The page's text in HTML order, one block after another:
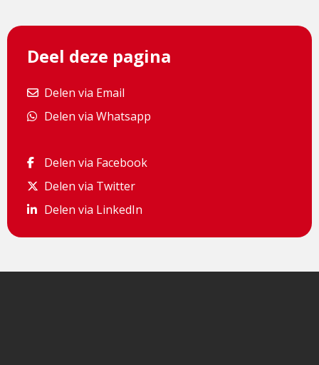
Deel deze pagina
Delen via Email
Delen via Email
Delen via Whatsapp
Delen via Whatsapp
Delen via Facebook
Delen via Facebook
Delen via Twitter
Delen via Twitter
Delen via LinkedIn
Delen via LinkedIn